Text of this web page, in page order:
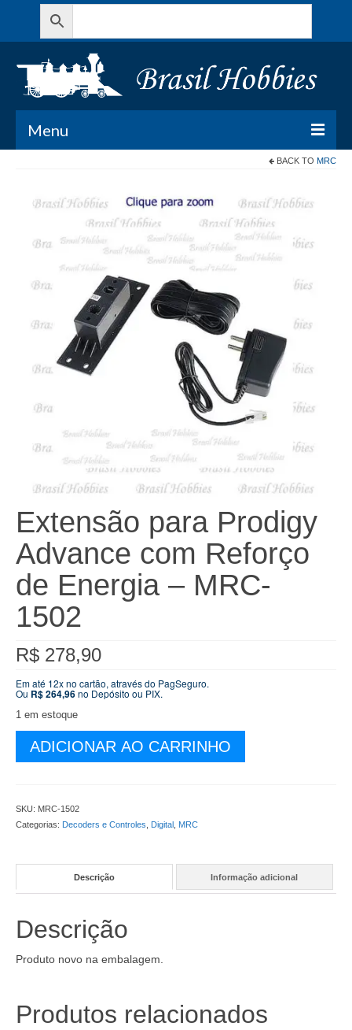
Menu
Meu Carrinho
Minha conta
Contato
BACK TO MRC
Extensão para Prodigy
Advance com Reforço
de Energia – MRC-
1502
R$ 278,90
Em até 12x no cartão, através do PagSeguro.
Ou R$264,96no Depósito ou PIX.
1 em estoque
Extensão
para
-
1502
ADICIONAR AO CARRINHO
SKU: MRC-1502
Categorias: Decoders e Controles Digital MRC
Descrição Informação adicional
Descrição
Produto novo na embalagem.
Produtos relacionados